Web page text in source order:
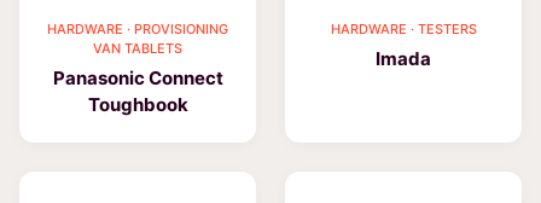
HARDWARE · PROVISIONING
VAN TABLETS
Panasonic Connect
Toughbook
HARDWARE · TESTERS
Imada